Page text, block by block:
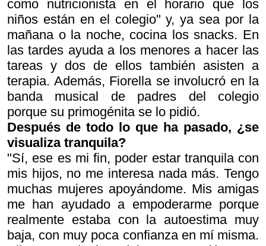
como nutricionista en el horario que los
niños están en el colegio" y, ya sea por la
mañana o la noche, cocina los snacks. En
las tardes ayuda a los menores a hacer las
tareas y dos de ellos también asisten a
terapia. Además, Fiorella se involucró en la
banda musical de padres del colegio
porque su primogénita se lo pidió.
Después de todo lo que ha pasado, ¿se
visualiza tranquila?
"Sí, ese es mi fin, poder estar tranquila con
mis hijos, no me interesa nada más. Tengo
muchas mujeres apoyándome. Mis amigas
me han ayudado a empoderarme porque
realmente estaba con la autoestima muy
baja, con muy poca confianza en mí misma.